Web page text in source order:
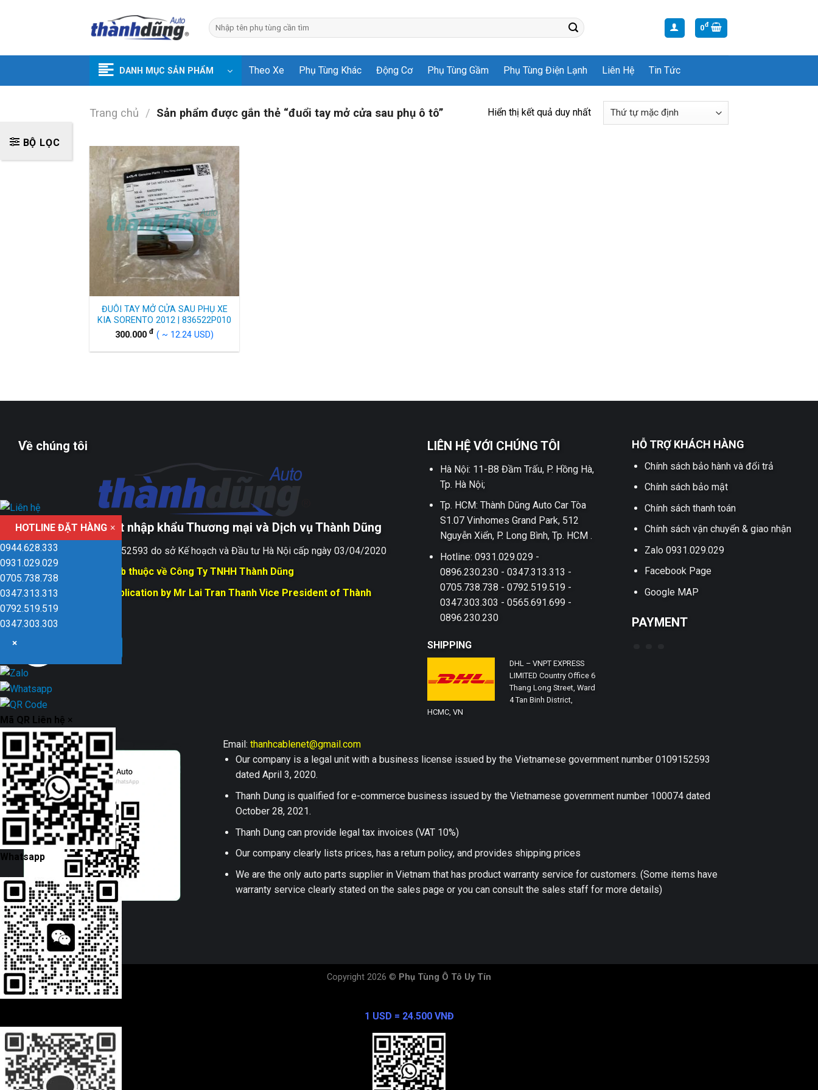
Tìm
kiếm:
0đ
DANH MỤC SẢN PHẨM Theo Xe Phụ Tùng Khác Động Cơ Phụ Tùng Gầm Phụ Tùng Điện Lạnh Liên Hệ Tin Tức
Trang chủ / Sản phẩm được gắn thẻ “đuổi tay mở cửa sau phụ ô tô”
BỘ LỌC
Hiển thị kết quả duy nhất
ĐUÔI TAY MỞ CỬA SAU PHỤ XE
KIA SORENTO 2012 | 836522P010
300.000 đ ( ~ 12.24 USD)
Về chúng tôi
Công ty TNHH xuất nhập khẩu Thương mại và Dịch vụ Thành Dũng
Giấy ĐKKD số 0109152593 do sở Kế hoạch và Đầu tư Hà Nội cấp ngày 03/04/2020
Bản quyền trang web thuộc về Công Ty TNHH Thành Dũng
Responsible for Publication by Mr Lai Tran Thanh Vice President of Thành
Dũng company
LIÊN HỆ VỚI CHÚNG TÔI
Hà Nội: 11-B8 Đầm Trấu, P. Hồng Hà,
Tp. Hà Nội;
Tp. HCM: Thành Dũng Auto Car Tòa
S1.07 Vinhomes Grand Park, 512
Nguyễn Xiển, P. Long Bình, Tp. HCM .
Hotline: 0931.029.029 -
0896.230.230 - 0347.313.313 -
0705.738.738 - 0792.519.519 -
0347.303.303 - 0565.691.699 -
0896.230.230
SHIPPING
DHL – VNPT EXPRESS
LIMITED Country Office 6
Thang Long Street, Ward
4 Tan Binh District,
HCMC, VN
HỖ TRỢ KHÁCH HÀNG
Chính sách bảo hành và đổi trả
Chính sách bảo mật
Chính sách thanh toán
Chính sách vận chuyển & giao nhận
Zalo 0931.029.029
Facebook Page
Google MAP
PAYMENT
Email: thanhcablenet@gmail.com
Our company is a legal unit with a business license issued by the Vietnamese government number 0109152593
dated April 3, 2020.
Thanh Dung is qualified for e-commerce business issued by the Vietnamese government number 100074 dated
October 28, 2021.
Thanh Dung can provide legal tax invoices (VAT 10%)
Our company clearly lists prices, has a return policy, and provides shipping prices
We are the only auto parts supplier in Vietnam that has product warranty service for customers. (Some items have
warranty service clearly stated on the sales page or you can consult the sales staff for more details)
Copyright 2026 © Phụ Tùng Ô Tô Uy Tín
HOTLINE ĐẶT HÀNG ×
0944.628.333
0931.029.029
0705.738.738
0347.313.313
0792.519.519
0347.303.303
×
Mã QR Liên hệ ×
Whatsapp
1 USD = 24.500 VNĐ